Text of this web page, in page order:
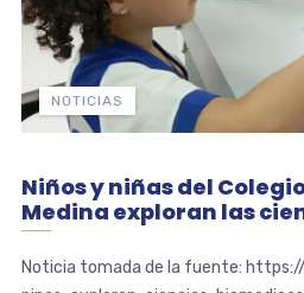
NOTICIAS
Niños y niñas del
Medina exploran las
Noticia tomada de la fuente: